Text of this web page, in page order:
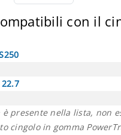
con il
22.7
è presente nella lista, non
cingolo in gomma